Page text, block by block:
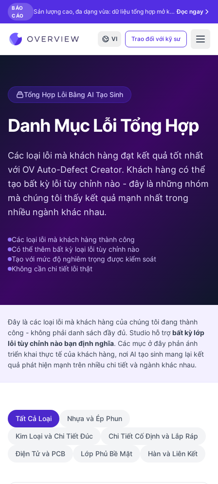
BÁO
CÁO
Sản lượng cao, đa dạng vừa: dữ liệu tổng hợp mở khóa kiểm tra bằng AI. Đọc ngay
VI Trao đổi với kỹ sư
Tổng Hợp Lỗi Bằng AI Tạo Sinh
Danh Mục Lỗi Tổng Hợp
Các loại lỗi mà khách hàng đạt kết quả tốt nhất
với OV Auto-Defect Creator. Khách hàng có thể
tạo bất kỳ lỗi tùy chỉnh nào - đây là những nhóm
mà chúng tôi thấy kết quả mạnh nhất trong
nhiều ngành khác nhau.
Các loại lỗi mà khách hàng thành công
Có thể thêm bất kỳ loại lỗi tùy chỉnh nào
Tạo với mức độ nghiêm trọng được kiểm soát
Không cần chi tiết lỗi thật
Đây là các loại lỗi mà khách hàng của chúng tôi đang thành
công - không phải danh sách đầy đủ. Studio hỗ trợbất kỳ lớp
lỗi tùy chỉnh nào bạn định nghĩa. Các mục ở đây phản ánh
triển khai thực tế của khách hàng, nơi AI tạo sinh mang lại kết
quả phát hiện mạnh trên nhiều chi tiết và ngành khác nhau.
Tất Cả Loại Nhựa và Ép Phun
Kim Loại và Chi Tiết Đúc Chi Tiết Cố Định và Lắp Ráp
Điện Tử và PCB Lớp Phủ Bề Mặt Hàn và Liên Kết